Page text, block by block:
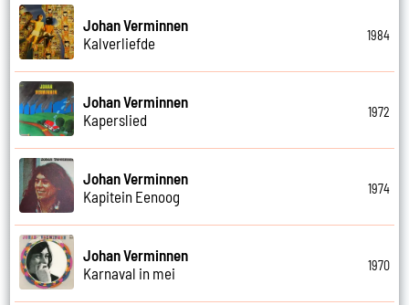
Johan Verminnen
Kalverliefde
1984
Johan Verminnen
Kaperslied
1972
Johan Verminnen
Kapitein Eenoog
1974
Johan Verminnen
Karnaval in mei
1970